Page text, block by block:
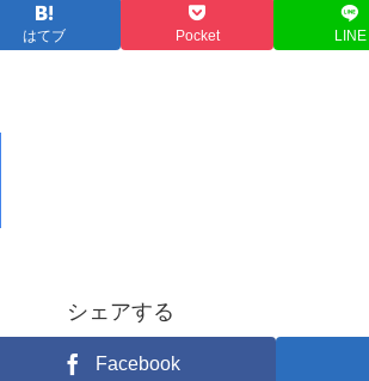
はてブ Pocket LINE
シェアする
Facebook